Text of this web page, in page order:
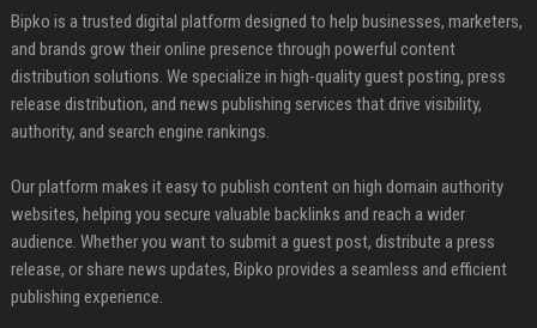
Bipko is a trusted digital platform designed to help businesses, marketers,
and brands grow their online presence through powerful content
distribution solutions. We specialize in high-quality guest posting, press
release distribution, and news publishing services that drive visibility,
authority, and search engine rankings.
Our platform makes it easy to publish content on high domain authority
websites, helping you secure valuable backlinks and reach a wider
audience. Whether you want to submit a guest post, distribute a press
release, or share news updates, Bipko provides a seamless and efficient
publishing experience.